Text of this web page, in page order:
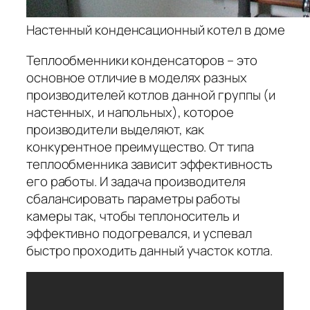
Настенный конденсационный котел в доме
Теплообменники конденсаторов – это
основное отличие в моделях разных
производителей котлов данной группы (и
настенных, и напольных), которое
производители выделяют, как
конкурентное преимущество. От типа
теплообменника зависит эффективность
его работы. И задача производителя
сбалансировать параметры работы
камеры так, чтобы теплоноситель и
эффективно подогревался, и успевал
быстро проходить данный участок котла.